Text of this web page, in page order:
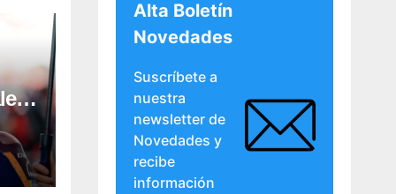
Alta Boletín
Novedades
Suscríbete a
nuestra
newsletter de
Novedades y
recibe
información